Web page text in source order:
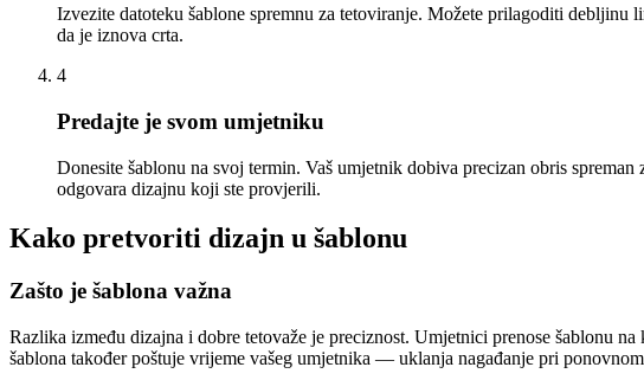
Izvezite datoteku šablone spremnu za tetoviranje. Možete prilagoditi
da je iznova crta.
4
Predajte je svom umjetniku
Donesite šablonu na svoj termin. Vaš umjetnik dobiva precizan obris
odgovara dizajnu koji ste provjerili.
Kako pretvoriti dizajn u šablonu
Zašto je šablona važna
Razlika između dizajna i dobre tetovaže je preciznost. Umjetnici prenose šablonu
šablona također poštuje vrijeme vašeg umjetnika — uklanja nagađanje pri